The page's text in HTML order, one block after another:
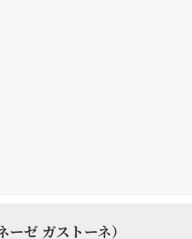
ゼ ガストーネ）